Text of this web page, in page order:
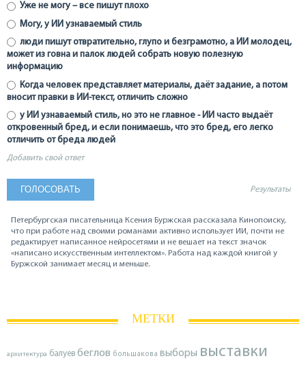
Уже не могу – все пишут плохо
Могу, у ИИ узнаваемый стиль
люди пишут отвратительно, глупо и безграмотно, а ИИ молодец,
может из говна и палок людей собрать новую полезную
информацию
Когда человек представляет материалы, даёт задание, а потом
вносит правки в ИИ-текст, отличить сложно
у ИИ узнаваемый стиль, но это не главное - ИИ часто выдаёт
откровенный бред, и если понимаешь, что это бред, его легко
отличить от бреда людей
Добавить свой ответ
Результаты
Петербургская писательница Ксения Буржская рассказала Кинопоиску,
что при работе над своими романами активно использует ИИ, почти не
редактирует написанное нейросетями и не вешает на текст значок
«написано искусственным интеллектом». Работа над каждой книгой у
Буржской занимает месяц и меньше.
МЕТКИ
архитектура балуев беглов большакова выборы выставки